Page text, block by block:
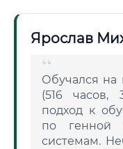
Ярослав
Обучался на
(516 часов,
подход к
по генной
системам.